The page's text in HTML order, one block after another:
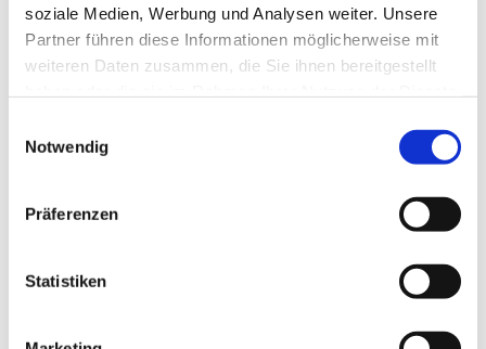
soziale Medien, Werbung und Analysen weiter. Unsere
Partner führen diese Informationen möglicherweise mit
weiteren Daten zusammen, die Sie ihnen bereitgestellt
Notwendig
Präferenzen
Statistiken
Dies könnte Sie auch